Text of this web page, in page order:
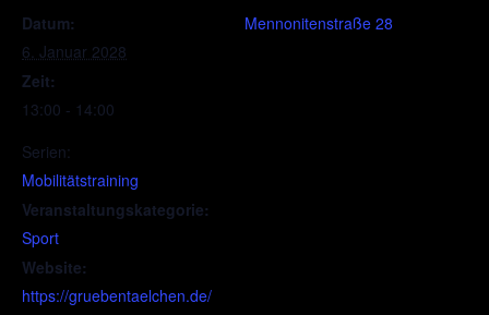
Datum:
6. Januar 2028
Zeit:
13:00 - 14:00
Serien:
Mobilitätstraining
Veranstaltungskategorie:
Sport
Website:
https://gruebentaelchen.de/
Mennonitenstraße 28